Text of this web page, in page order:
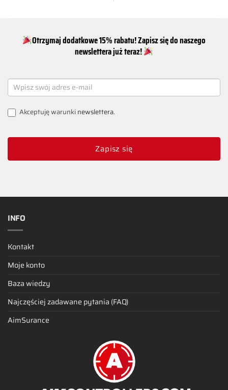
Otrzymaj dodatkowe 15% rabatu! Zapisz się do naszego
newslettera już teraz!
NEWSLETTER
SIGNUP
Akceptuję warunkinewslettera.
Zapisz się
INFO
Kontakt
Moje konto
Baza wiedzy
Najczęściej zadawane pytania (FAQ)
AimSurance